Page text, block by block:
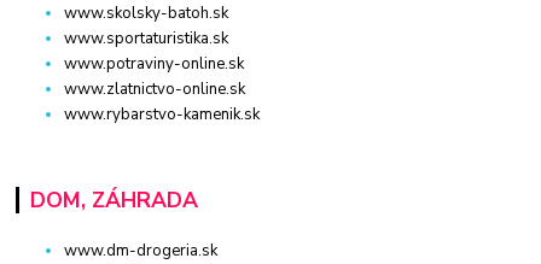
www.skolsky-batoh.sk
www.sportaturistika.sk
www.potraviny-online.sk
www.zlatnictvo-online.sk
www.rybarstvo-kamenik.sk
DOM, ZÁHRADA
www.dm-drogeria.sk